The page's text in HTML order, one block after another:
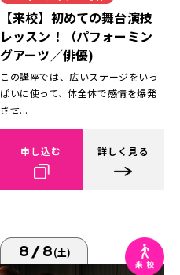
【来校】初めての舞台演技
レッスン！（パフォーミン
グアーツ／俳優)
この講座では、広いステージをいっ
ぱいに使って、体全体で感情を爆発
させ...
申し込む 詳しく見る
8/8(土)